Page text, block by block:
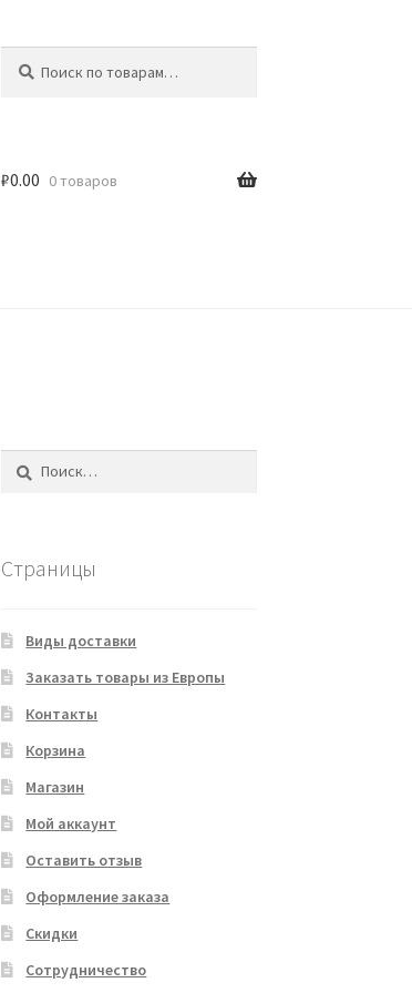
₽0.00 0 товаров
Страницы
Виды доставки
Заказать товары из Европы
Контакты
Корзина
Магазин
Мой аккаунт
Оставить отзыв
Оформление заказа
Скидки
Сотрудничество